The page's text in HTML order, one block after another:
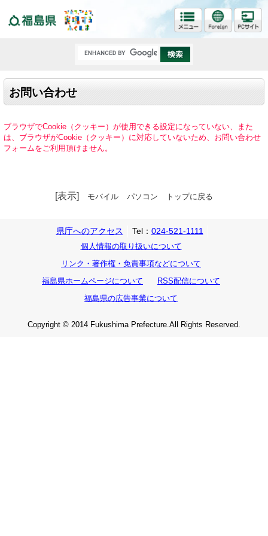
お問い合わせ
ブラウザでCookie（クッキー）が使用できる設定になっていない、また
は、ブラウザがCookie（クッキー）に対応していないため、お問い合わせ
フォームをご利用頂けません。
[表示] モバイル パソコン トップに戻る
県庁へのアクセス Tel： 024-521-1111
個人情報の取り扱いについて
リンク・著作権・免責事項などについて
福島県ホームページについて
RSS配信について
福島県の広告事業について
Copyright © 2014 Fukushima Prefecture.All Rights Reserved.